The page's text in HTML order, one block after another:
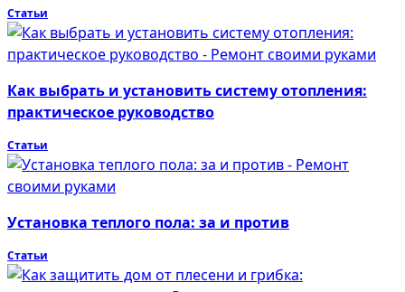
Статьи
Как выбрать и установить систему отопления:
практическое руководство
Статьи
Установка теплого пола: за и против
Статьи